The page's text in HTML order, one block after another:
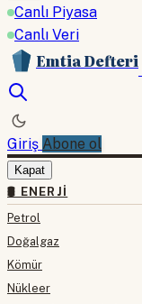
Canlı Piyasa
Canlı Veri
Emtia Defteri
Giriş Abone ol
Kapat
🛢 ENERJI
Petrol
Doğalgaz
Kömür
Nükleer